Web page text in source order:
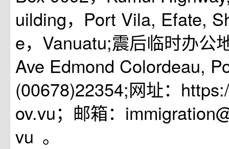
uilding，Port Vila, Efate,
e，Vanuatu;震后临时办公
Ave Edmond Colordeau,
(00678)22354;网址：
ov.vu；邮箱：
vu 。